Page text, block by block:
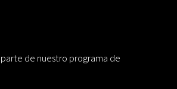
de nuestro programa de